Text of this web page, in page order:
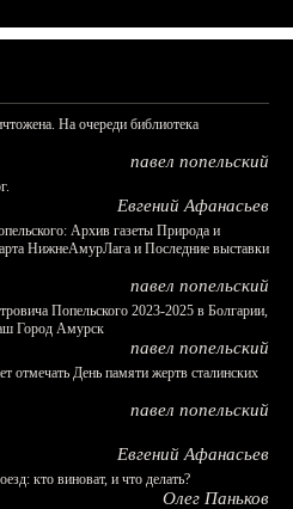
На очереди библиотека
павел попельский
Евгений Афанасьев
Архив газеты Природа и
НижнеАмурЛага и Последние выставки
павел попельский
Попельского 2023-2025 в Болгарии,
Город Амурск
павел попельский
отмечать День памяти жертв сталинских
павел попельский
Евгений Афанасьев
кто виноват, и что делать?
Олег Паньков